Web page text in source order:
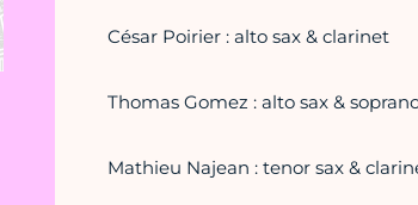
César Poirier : alto sax & clarinet
Thomas Gomez : alto sax &
Mathieu Najean : tenor sax &